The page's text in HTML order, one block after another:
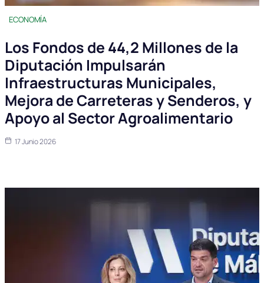
ECONOMÍA
Los Fondos de 44,2 Millones de la
Diputación Impulsarán
Infraestructuras Municipales,
Mejora de Carreteras y Senderos, y
Apoyo al Sector Agroalimentario
17 Junio 2026